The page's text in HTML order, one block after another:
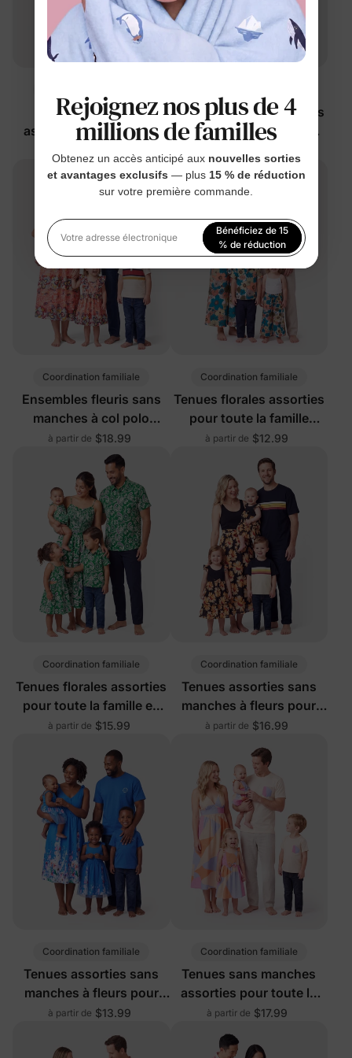
Tenues tropicales
assorties pour toute la
Tenues florales assorties
pour toute la famille
Coordination familiale
Ensembles fleuris sans
manches à col polo
assortis pour toute la
famille
à partir de $18.99
Coordination familiale
Tenues florales assorties
pour toute la famille
multicolores
à partir de $12.99
Coordination familiale
Tenues florales assorties
pour toute la famille en
vert
à partir de $15.99
Coordination familiale
Tenues assorties sans
manches à fleurs pour
toute la famille en noir
à partir de $16.99
Coordination familiale
Tenues assorties sans
manches à fleurs pour
toute la famille en bleu
à partir de $13.99
Coordination familiale
Tenues sans manches
assorties pour toute la
famille multicolores
à partir de $17.99
Rejoignez nos plus de 4
millions de familles
Obtenez un accès anticipé aux nouvelles sorties
et avantages exclusifs — plus 15 % de réduction
sur votre première commande.
Votre adresse électronique
Bénéficiez de 15
% de réduction
En vous inscrivant, vous acceptez notrePolitique de
confidentialité